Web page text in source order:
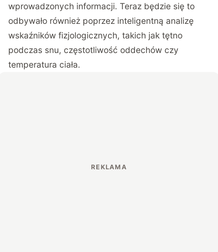
wprowadzonych informacji. Teraz będzie się to
odbywało również poprzez inteligentną analizę
wskaźników fizjologicznych, takich jak tętno
podczas snu, częstotliwość oddechów czy
temperatura ciała.